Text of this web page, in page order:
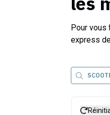
Pour vous
express